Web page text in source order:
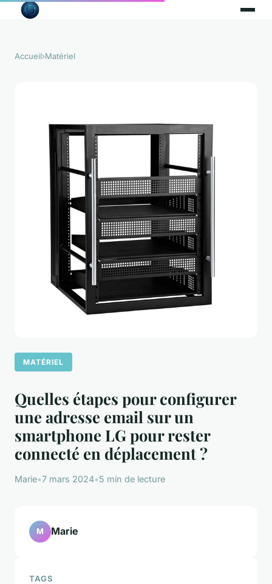
Accueil›Matériel
MATÉRIEL
Quelles étapes pour configurer
une adresse email sur un
smartphone LG pour rester
connecté en déplacement ?
Marie•7 mars 2024•5 min de lecture
M Marie
TAGS